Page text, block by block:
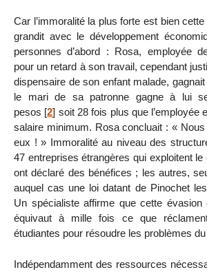
Car l’immoralité la plus forte est bien
grandit avec le développement
personnes d’abord : Rosa, employée
pour un retard à son travail, cependant
dispensaire de son enfant malade,
le mari de sa patronne gagne à lui
pesos [2] soit 28 fois plus que l’employée
salaire minimum. Rosa concluait : «
eux ! » Immoralité au niveau des
47 entreprises étrangères qui exploitent
ont déclaré des bénéfices ; les autres,
auquel cas une loi datant de Pinochet
Un spécialiste affirme que cette évasion
équivaut à mille fois ce que
étudiantes pour résoudre les problèmes
Indépendamment des ressources